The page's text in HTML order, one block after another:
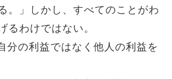
。」しかし、すべてのことがわ
るわけではない。
分の利益ではなく他人の利益を